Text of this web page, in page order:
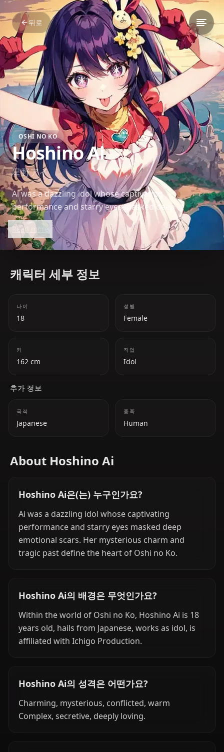
뒤로
OSHI NO KO
Hoshino Ai
星野アイ
Ai was a dazzling idol whose captivating
performance and starry eyes masked deep
emotional scars. Her mysterious charm and tragic
past define the heart of Oshi no Ko.
Read more
캐릭터 세부 정보
나이
18
성별
Female
키
162 cm
직업
Idol
추가 정보
국적
Japanese
종족
Human
About Hoshino Ai
Hoshino Ai은(는) 누구인가요?
Ai was a dazzling idol whose captivating
performance and starry eyes masked deep
emotional scars. Her mysterious charm and
tragic past define the heart of Oshi no Ko.
Hoshino Ai의 배경은 무엇인가요?
Within the world of Oshi no Ko, Hoshino Ai is 18
years old, hails from Japanese, works as idol, is
affiliated with Ichigo Production.
Hoshino Ai의 성격은 어떤가요?
Charming, mysterious, conflicted, warm
Complex, secretive, deeply loving.